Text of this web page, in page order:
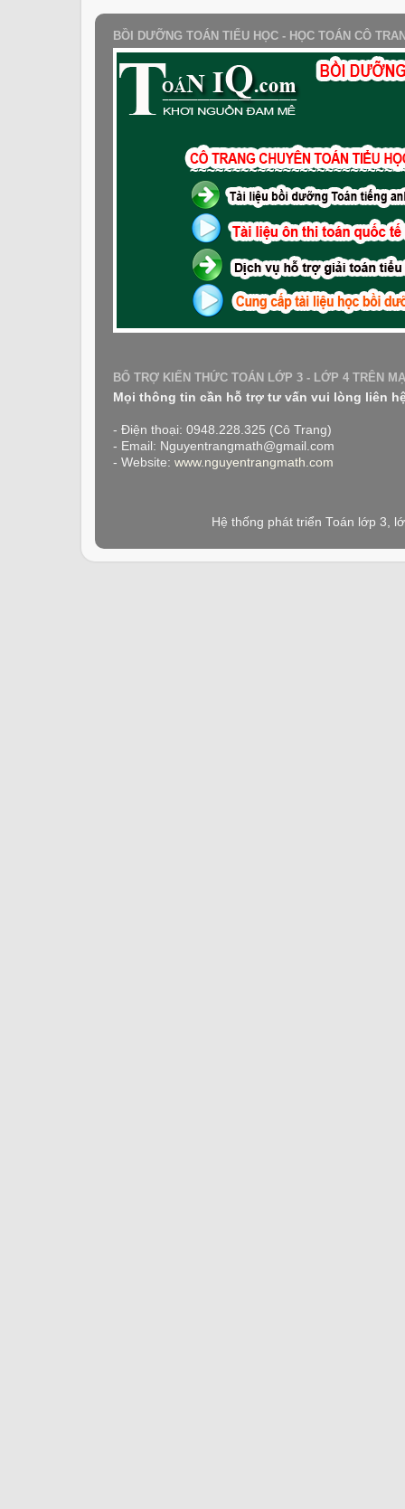
BỒI DƯỠNG TOÁN TIỂU HỌC - HỌC TOÁN CÔ
BỔ TRỢ KIẾN THỨC TOÁN LỚP 3 - LỚP 4 TRÊN
Mọi thông tin cần hỗ trợ tư vấn vui lòng liên
- Điện thoại: 0948.228.325 (Cô Trang)
- Email: Nguyentrangmath@gmail.com
- Website: www.nguyentrangmath.com
Hệ thống phát triển Toán lớp 3,